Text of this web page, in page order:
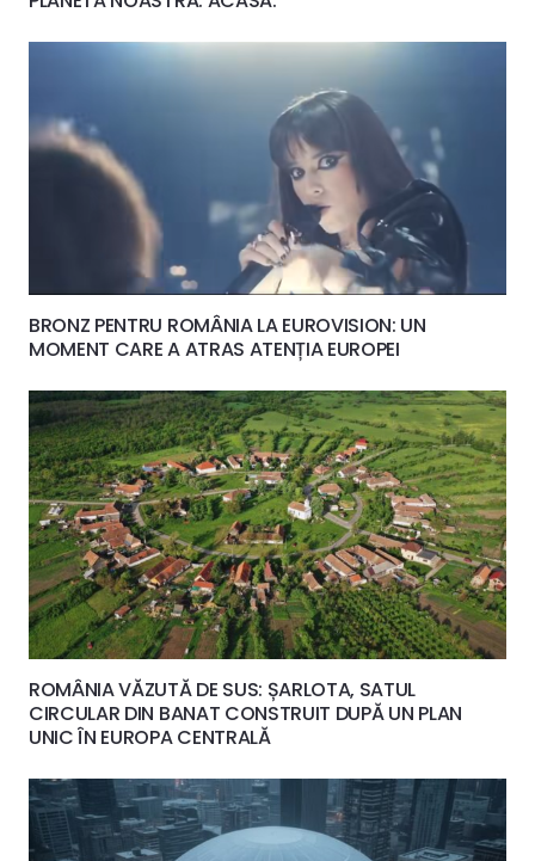
BRONZ PENTRU ROMÂNIA LA EUROVISION: UN
MOMENT CARE A ATRAS ATENȚIA EUROPEI
ROMÂNIA VĂZUTĂ DE SUS: ȘARLOTA, SATUL
CIRCULAR DIN BANAT CONSTRUIT DUPĂ UN PLAN
UNIC ÎN EUROPA CENTRALĂ